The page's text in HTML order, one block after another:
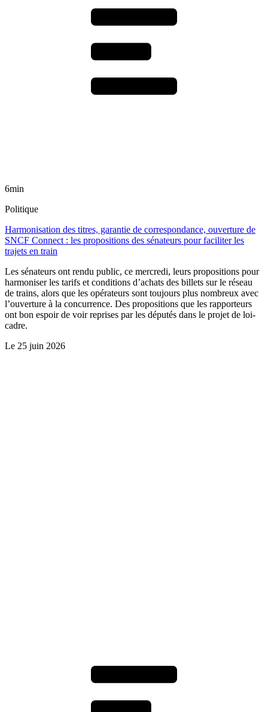
6min
Politique
Harmonisation des titres, garantie de correspondance, ouverture de
SNCF Connect : les propositions des sénateurs pour faciliter les
trajets en train
Les sénateurs ont rendu public, ce mercredi, leurs propositions pour
harmoniser les tarifs et conditions d’achats des billets sur le réseau
de trains, alors que les opérateurs sont toujours plus nombreux avec
l’ouverture à la concurrence. Des propositions que les rapporteurs
ont bon espoir de voir reprises par les députés dans le projet de loi-
cadre.
Le 25 juin 2026